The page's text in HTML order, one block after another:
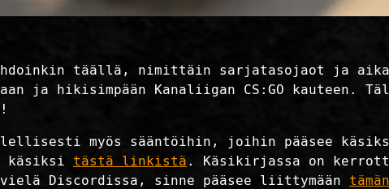
täällä, nimittäin sarjatasojaot ja
ja hikisimpään Kanaliigan CS:GO kauteen.
myös sääntöihin, joihin pääsee
käsiksi tästä linkistä . Käsikirjassa on
Discordissa, sinne pääsee liittymään